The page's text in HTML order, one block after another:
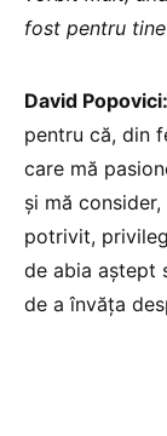
fost pentru
David Popovici:
pentru că, din
care mă
și mă
potrivit,
de abia aștept
de a învăța